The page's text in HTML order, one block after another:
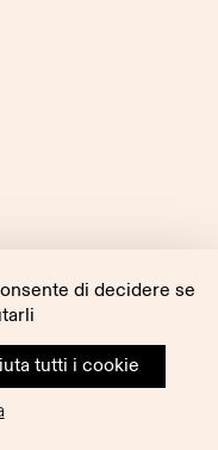
di decidere se
tutti i cookie